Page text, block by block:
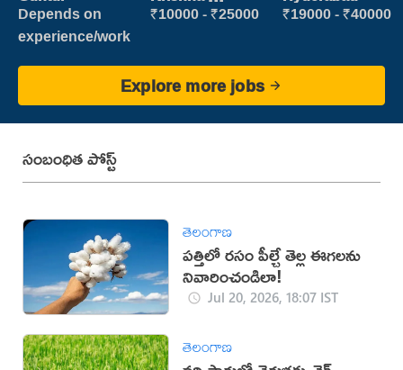
Depends on
experience/work
vijayawada
₹10000 - ₹25000 ₹19000 - ₹40000
Explore more jobs
సంబంధిత పోస్ట్
తెలంగాణ
పత్తిలో రసం పీల్చే తెల్ల ఈగలను
నివారించండిలా!
Jul 20, 2026, 18:07 IST
తెలంగాణ